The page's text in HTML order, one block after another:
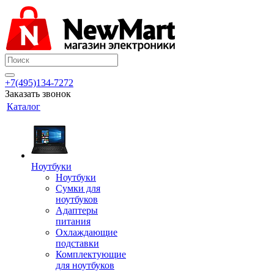
+7(495)134-7272
Заказать звонок
Каталог
Ноутбуки
Ноутбуки
Сумки для
ноутбуков
Адаптеры
питания
Охлаждающие
подставки
Комплектующие
для ноутбуков